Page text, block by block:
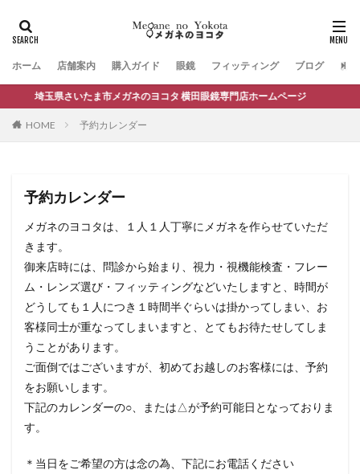
ホーム 店舗案内 購入ガイド 眼鏡 フィッティング ブログ お
埼玉県さいたま市メガネのヨコタ 横田眼鏡専門店ホームページ
HOME 予約カレンダー
予約カレンダー
メガネのヨコタは、１人１人丁寧にメガネを作らせていただ
きます。
御来店時には、問診から始まり、視力・視機能検査・フレー
ム・レンズ選び・フィッティングなどいたしますと、時間が
どうしても１人につき１時間半ぐらいは掛かってしまい、お
客様同士が重なってしまいますと、とてもお待たせしてしま
うことがあります。
ご面倒ではございますが、初めてお越しのお客様には、予約
をお願いします。
下記のカレンダーの○、または△が予約可能日となっておりま
す。
＊当日をご希望の方は念の為、下記にお電話ください